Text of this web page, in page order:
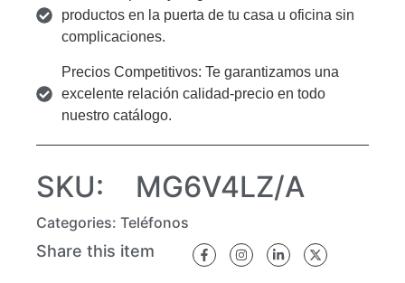
productos en la puerta de tu casa u oficina sin
complicaciones.
Precios Competitivos: Te garantizamos una
excelente relación calidad-precio en todo
nuestro catálogo.
SKU: MG6V4LZ/A
Categories: Teléfonos
Share this item